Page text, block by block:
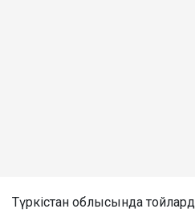
Түркістан облысында